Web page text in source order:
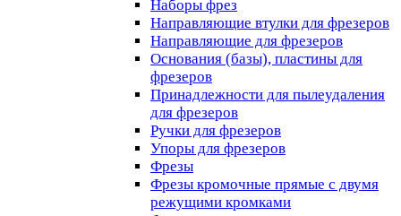
Наборы фрез
Направляющие втулки для фрезеров
Направляющие для фрезеров
Основания (базы), пластины для
фрезеров
Принадлежности для пылеудаления
для фрезеров
Ручки для фрезеров
Упоры для фрезеров
Фрезы
Фрезы кромочные прямые с двумя
режущими кромками